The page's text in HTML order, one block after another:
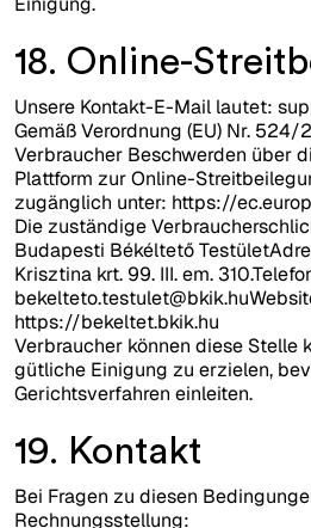
18. Online-
Unsere Kontakt-E-Mail lautet:
Gemäß Verordnung (EU) Nr. 524/
Verbraucher Beschwerden über
Plattform zur Online-
zugänglich unter: https://
Die zuständige
Budapesti Békéltető
Krisztina krt. 99. III. em.
https://bekeltet.bkik.hu
Verbraucher können diese Stelle
gütliche Einigung zu erzielen,
Gerichtsverfahren einleiten.
19. Kontakt
Bei Fragen zu diesen
Rechnungsstellung: